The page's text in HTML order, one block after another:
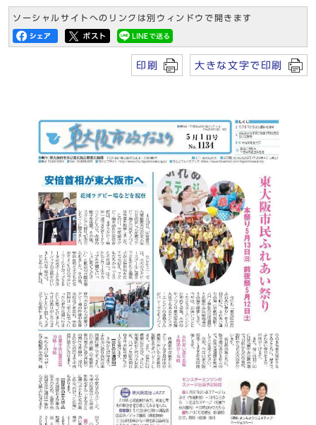
ソーシャルサイトへのリンクは別ウィンドウで開きます
印刷 大きな文字で印刷